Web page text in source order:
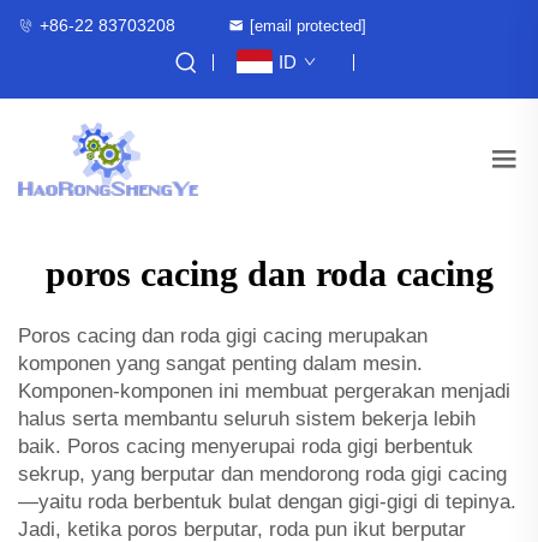
+86-22 83703208 [email protected]
ID
poros cacing dan roda cacing
Poros cacing dan roda gigi cacing merupakan
komponen yang sangat penting dalam mesin.
Komponen-komponen ini membuat pergerakan menjadi
halus serta membantu seluruh sistem bekerja lebih
baik. Poros cacing menyerupai roda gigi berbentuk
sekrup, yang berputar dan mendorong roda gigi cacing
—yaitu roda berbentuk bulat dengan gigi-gigi di tepinya.
Jadi, ketika poros berputar, roda pun ikut berputar